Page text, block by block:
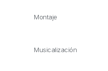
Montaje
Musicalización